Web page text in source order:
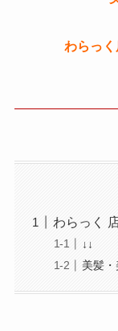
わらっく
わらっく
↓↓
美髪